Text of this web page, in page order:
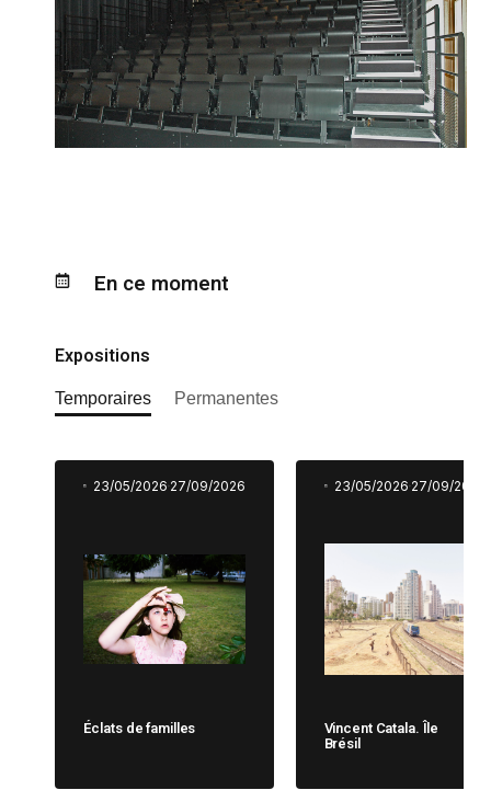
En ce moment
Expositions
Temporaires Permanentes
23/05/2026 27/09/2026
Éclats de familles
23/05/2026 27/09/2026
Vincent Catala. Île
Brésil